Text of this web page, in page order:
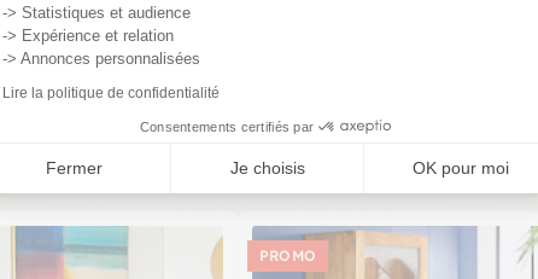
-> Statistiques et audience
-> Expérience et relation
-> Annonces personnalisées
Lire la politique de confidentialité
Consentements certifiés par
Fermer Je choisis OK pour moi
PROMO